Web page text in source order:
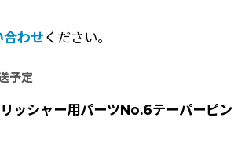
合わせください。
予定
ッシャー用パーツNo.6テーパーピン